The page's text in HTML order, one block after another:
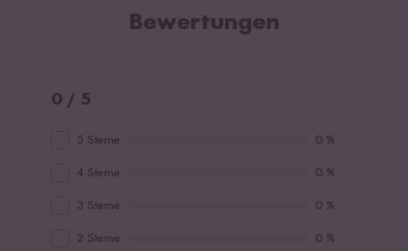
Bewertungen
0 / 5
5 Sterne 0 %
4 Sterne 0 %
3 Sterne 0 %
2 Sterne 0 %